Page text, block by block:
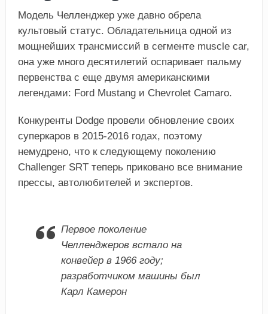
Модель Челленджер уже давно обрела
культовый статус. Обладательница одной из
мощнейших трансмиссий в сегменте muscle car,
она уже много десятилетий оспаривает пальму
первенства с еще двумя американскими
легендами: Ford Mustang и Chevrolet Camaro.
Конкуренты Dodge провели обновление своих
суперкаров в 2015-2016 годах, поэтому
немудрено, что к следующему поколению
Challenger SRT теперь приковано все внимание
прессы, автолюбителей и экспертов.
Первое поколение
Челленджеров встало на
конвейер в 1966 году;
разработчиком машины был
Карл Камерон